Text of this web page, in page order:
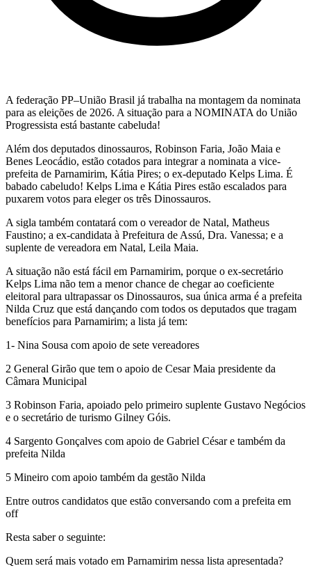
A federação PP–União Brasil já trabalha na montagem da nominata
para as eleições de 2026. A situação para a NOMINATA do União
Progressista está bastante cabeluda!
Além dos deputados dinossauros, Robinson Faria, João Maia e
Benes Leocádio, estão cotados para integrar a nominata a vice-
prefeita de Parnamirim, Kátia Pires; o ex-deputado Kelps Lima. É
babado cabeludo! Kelps Lima e Kátia Pires estão escalados para
puxarem votos para eleger os três Dinossauros.
A sigla também contatará com o vereador de Natal, Matheus
Faustino; a ex-candidata à Prefeitura de Assú, Dra. Vanessa; e a
suplente de vereadora em Natal, Leila Maia.
A situação não está fácil em Parnamirim, porque o ex-secretário
Kelps Lima não tem a menor chance de chegar ao coeficiente
eleitoral para ultrapassar os Dinossauros, sua única arma é a prefeita
Nilda Cruz que está dançando com todos os deputados que tragam
benefícios para Parnamirim; a lista já tem:
1- Nina Sousa com apoio de sete vereadores
2 General Girão que tem o apoio de Cesar Maia presidente da
Câmara Municipal
3 Robinson Faria, apoiado pelo primeiro suplente Gustavo Negócios
e o secretário de turismo Gilney Góis.
4 Sargento Gonçalves com apoio de Gabriel César e também da
prefeita Nilda
5 Mineiro com apoio também da gestão Nilda
Entre outros candidatos que estão conversando com a prefeita em
off
Resta saber o seguinte:
Quem será mais votado em Parnamirim nessa lista apresentada?